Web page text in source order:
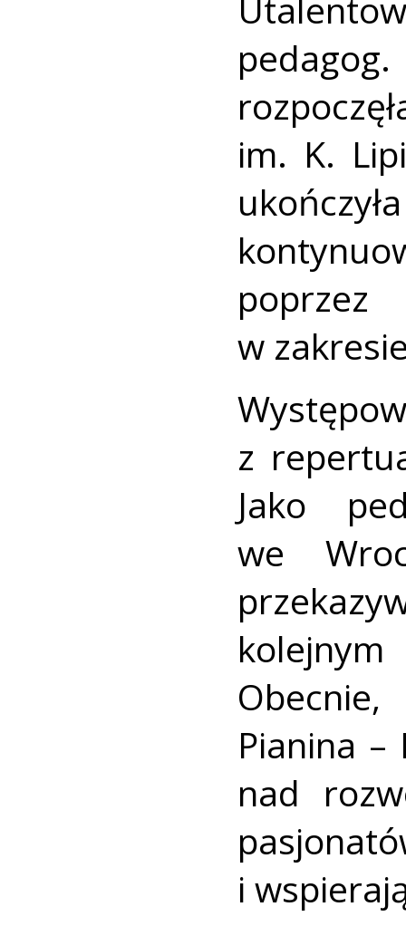
im. K.
w
z
Jako
we
Pianina
nad
i